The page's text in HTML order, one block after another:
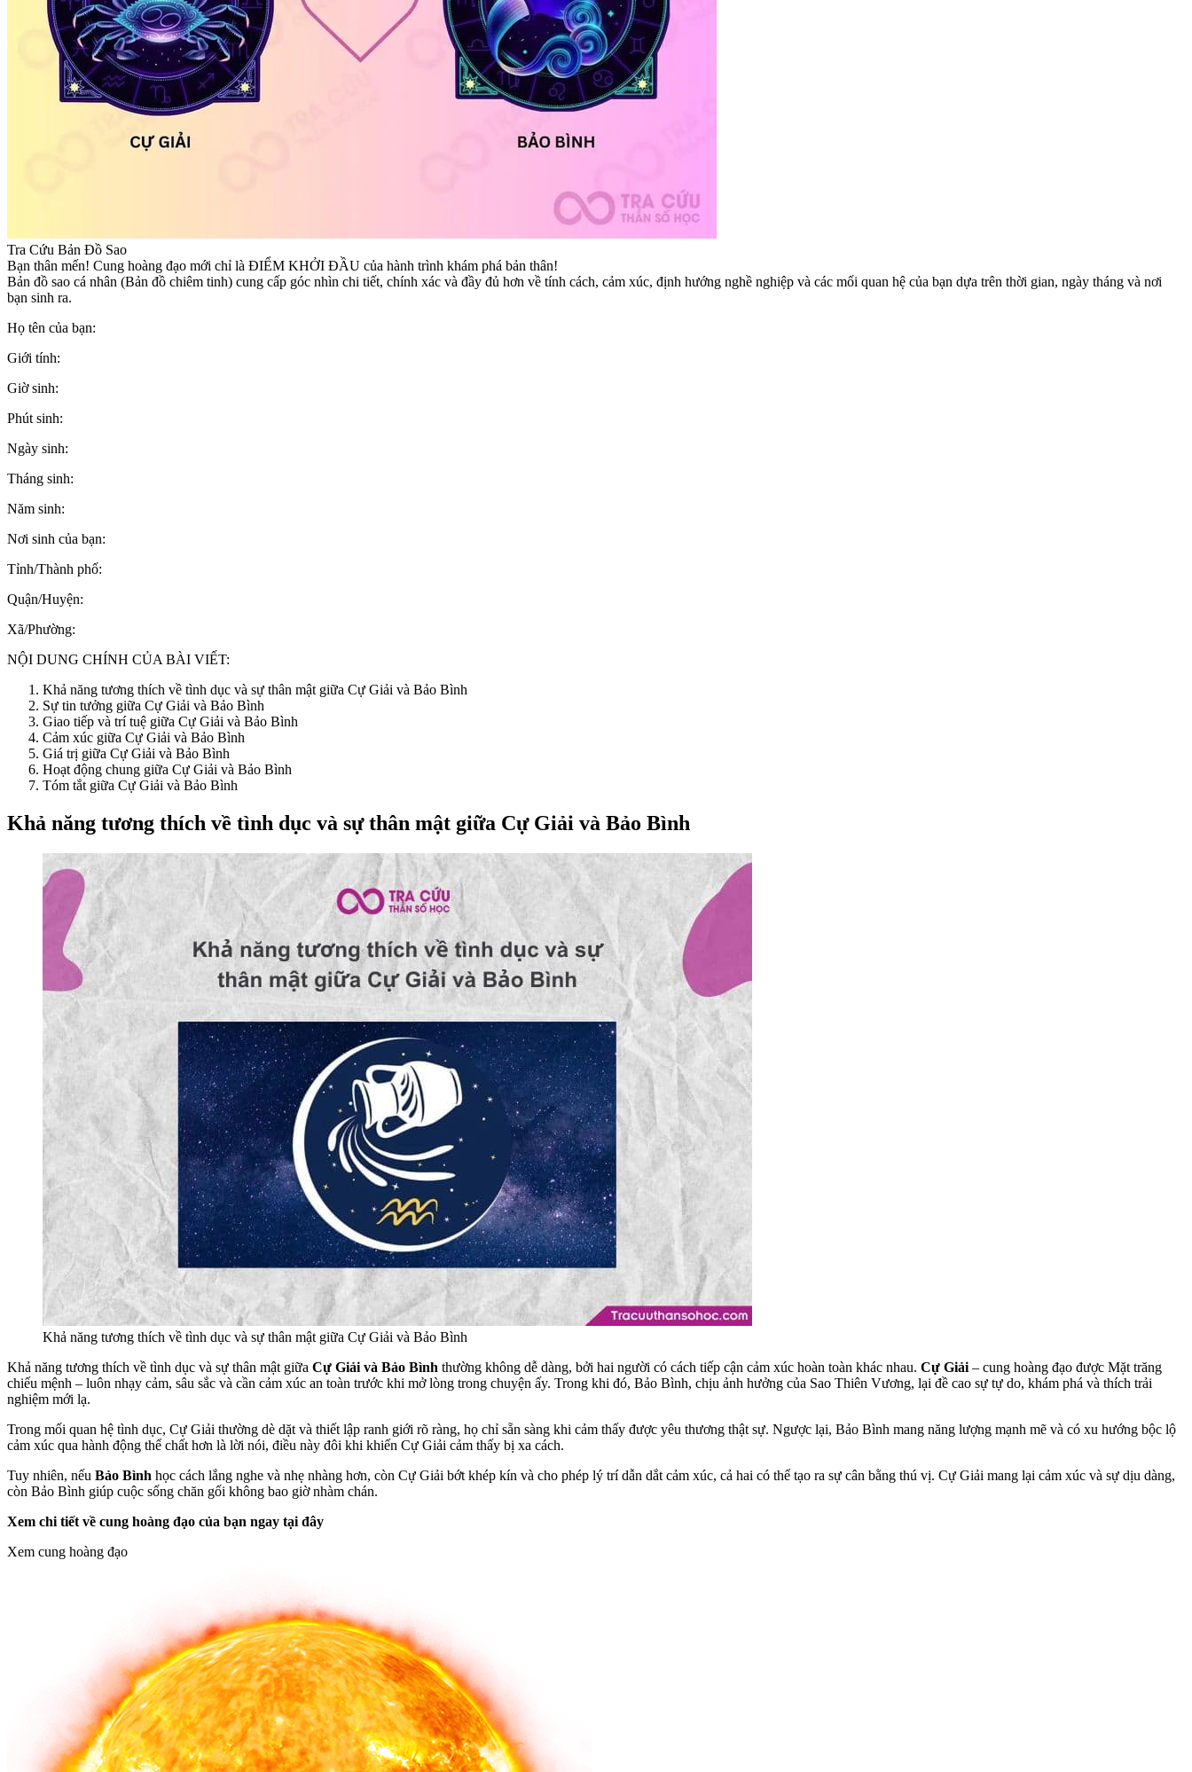
Tra Cứu Bản Đồ Sao
Bạn thân mến! Cung hoàng đạo mới chỉ là ĐIỂM KHỞI ĐẦU của hành trình khám phá bản thân!
Bản đồ sao cá nhân (Bản đồ chiêm tinh) cung cấp góc nhìn chi tiết, chính xác và đầy đủ hơn về tính cách, cảm xúc, định hướng nghề nghiệp và các mối quan hệ của bạn dựa trên thời gian, ngày tháng và nơi
bạn sinh ra.
Họ tên của bạn:
Giới tính:
Giờ sinh:
Phút sinh:
Ngày sinh:
Tháng sinh:
Năm sinh:
Nơi sinh của bạn:
Tỉnh/Thành phố:
Quận/Huyện:
Xã/Phường:
NỘI DUNG CHÍNH CỦA BÀI VIẾT:
Khả năng tương thích về tình dục và sự thân mật giữa Cự Giải và Bảo Bình
Sự tin tưởng giữa Cự Giải và Bảo Bình
Giao tiếp và trí tuệ giữa Cự Giải và Bảo Bình
Cảm xúc giữa Cự Giải và Bảo Bình
Giá trị giữa Cự Giải và Bảo Bình
Hoạt động chung giữa Cự Giải và Bảo Bình
Tóm tắt giữa Cự Giải và Bảo Bình
Khả năng tương thích về tình dục và sự thân mật giữa Cự Giải và Bảo Bình
Khả năng tương thích về tình dục và sự thân mật giữa Cự Giải và Bảo Bình
Khả năng tương thích về tình dục và sự thân mật giữa Cự Giải và Bảo Bình thường không dễ dàng, bởi hai người có cách tiếp cận cảm xúc hoàn toàn khác nhau. Cự Giải – cung hoàng đạo được Mặt trăng
chiếu mệnh – luôn nhạy cảm, sâu sắc và cần cảm xúc an toàn trước khi mở lòng trong chuyện ấy. Trong khi đó, Bảo Bình, chịu ảnh hưởng của Sao Thiên Vương, lại đề cao sự tự do, khám phá và thích trải
nghiệm mới lạ.
Trong mối quan hệ tình dục, Cự Giải thường dè dặt và thiết lập ranh giới rõ ràng, họ chỉ sẵn sàng khi cảm thấy được yêu thương thật sự. Ngược lại, Bảo Bình mang năng lượng mạnh mẽ và có xu hướng bộc lộ
cảm xúc qua hành động thể chất hơn là lời nói, điều này đôi khi khiến Cự Giải cảm thấy bị xa cách.
Tuy nhiên, nếu Bảo Bình học cách lắng nghe và nhẹ nhàng hơn, còn Cự Giải bớt khép kín và cho phép lý trí dẫn dắt cảm xúc, cả hai có thể tạo ra sự cân bằng thú vị. Cự Giải mang lại cảm xúc và sự dịu dàng,
còn Bảo Bình giúp cuộc sống chăn gối không bao giờ nhàm chán.
Xem chi tiết về cung hoàng đạo của bạn ngay tại đây
Xem cung hoàng đạo